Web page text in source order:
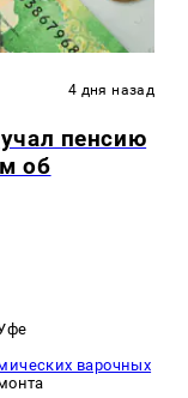
4 дня назад
пенсию
об
варочных